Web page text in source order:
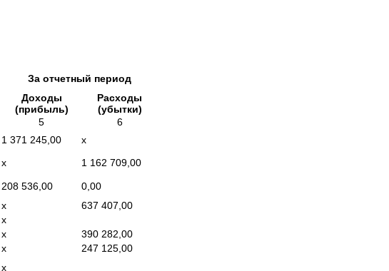
За отчетный период
Доходы
(прибыль)
Расходы
(убытки)
5
6
1 371 245,00
x
x
1 162 709,00
208 536,00
0,00
x
637 407,00
x
x
390 282,00
x
247 125,00
x